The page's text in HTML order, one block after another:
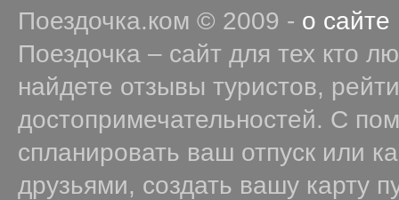
Поездочка.ком © 2009 - о сайте
Поездочка – сайт для тех кто
найдете отзывы туристов,
достопримечательностей. С
спланировать ваш отпуск или
друзьями, создать вашу карту